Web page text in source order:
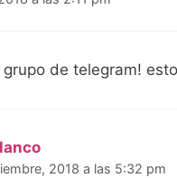
de telegram!
2018 a las 5:32 pm